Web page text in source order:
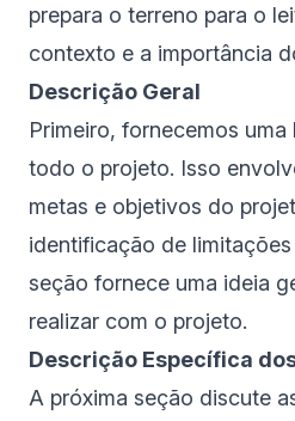
prepara o terreno para o
contexto e a importância
Descrição Geral
Primeiro, fornecemos
todo o projeto. Isso
metas e objetivos do
identificação de limitações
seção fornece uma ideia
realizar com o projeto.
Descrição Específica
A próxima seção discute